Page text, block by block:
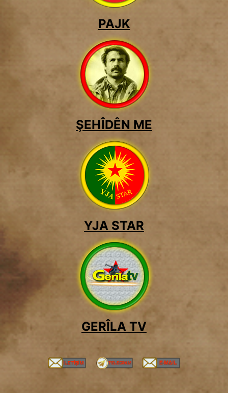
PAJK
ŞEHÎDÊN ME
YJA STAR
GERÎLA TV